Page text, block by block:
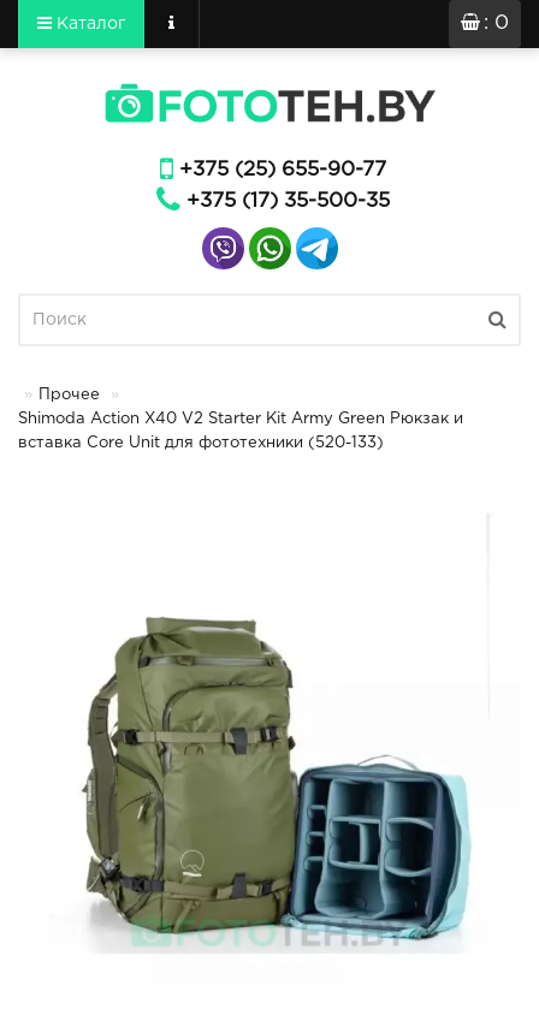
: 0
Каталог
+375 (25) 655-90-77
+375 (17) 35-500-35
Прочее
Shimoda Action X40 V2 Starter Kit Army Green Рюкзак и
вставка Core Unit для фототехники (520-133)